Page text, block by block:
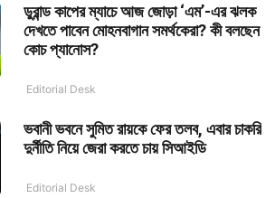
ডুরান্ড কাপের ম্যাচে আজ জোড়া ‘এম’-এর ঝলক
দেখতে পাবেন মোহনবাগান সমর্থকেরা? কী বলছেন
কোচ প্যানোস?
Editorial Desk
ভবানী ভবনে সুমিত রায়কে ফের তলব, এবার চাকরি
দুর্নীতি নিয়ে জেরা করতে চায় সিআইডি
Editorial Desk